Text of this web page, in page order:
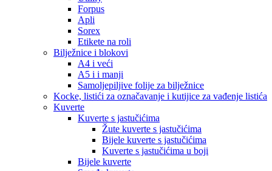
Forpus
Apli
Sorex
Etikete na roli
Bilježnice i blokovi
A4 i veći
A5 i i manji
Samoljepiljive folije za bilježnice
Kocke, listići za označavanje i kutijice za vađenje listića
Kuverte
Kuverte s jastučićima
Žute kuverte s jastučićima
Bijele kuverte s jastučićima
Kuverte s jastučićima u boji
Bijele kuverte